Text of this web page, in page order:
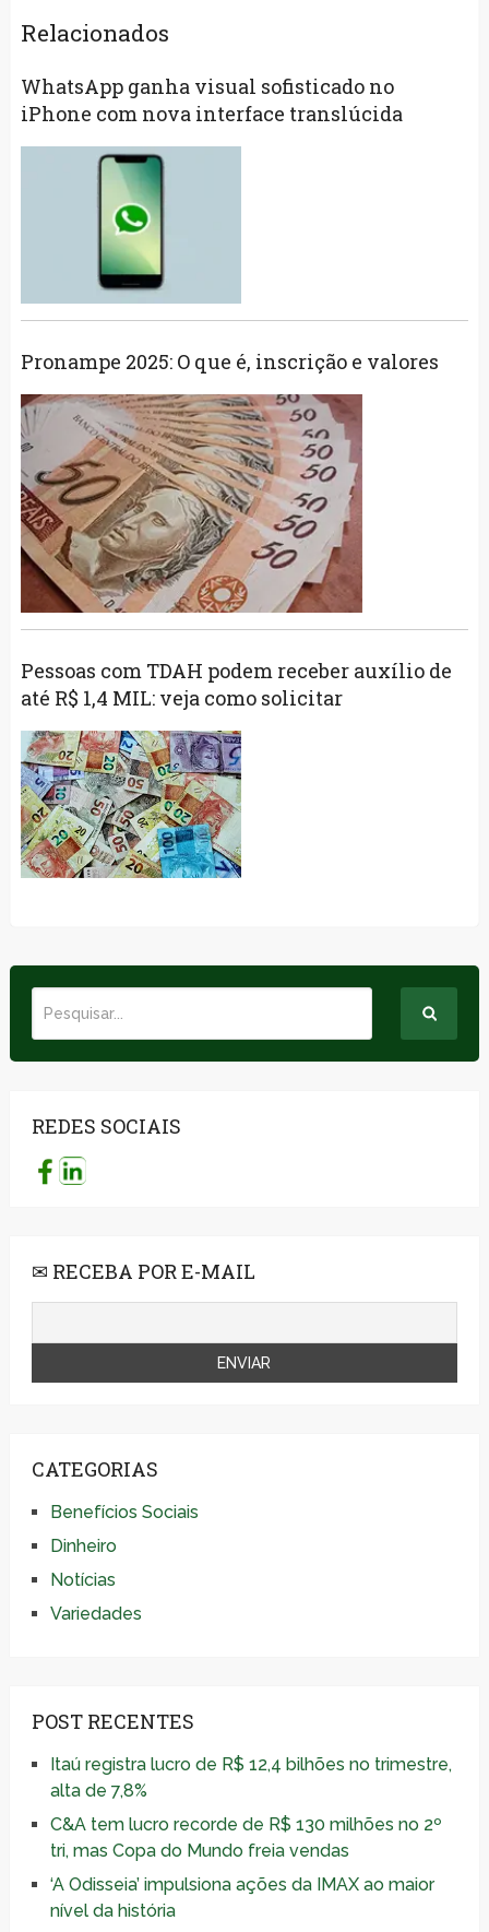
Relacionados
WhatsApp ganha visual sofisticado no
iPhone com nova interface translúcida
Pronampe 2025: O que é, inscrição e valores
Pessoas com TDAH podem receber auxílio de
até R$ 1,4 MIL: veja como solicitar
REDES SOCIAIS
✉ RECEBA POR E-MAIL
CATEGORIAS
Benefícios Sociais
Dinheiro
Notícias
Variedades
POST RECENTES
Itaú registra lucro de R$ 12,4 bilhões no trimestre,
alta de 7,8%
C&A tem lucro recorde de R$ 130 milhões no 2º
tri, mas Copa do Mundo freia vendas
‘A Odisseia’ impulsiona ações da IMAX ao maior
nível da história